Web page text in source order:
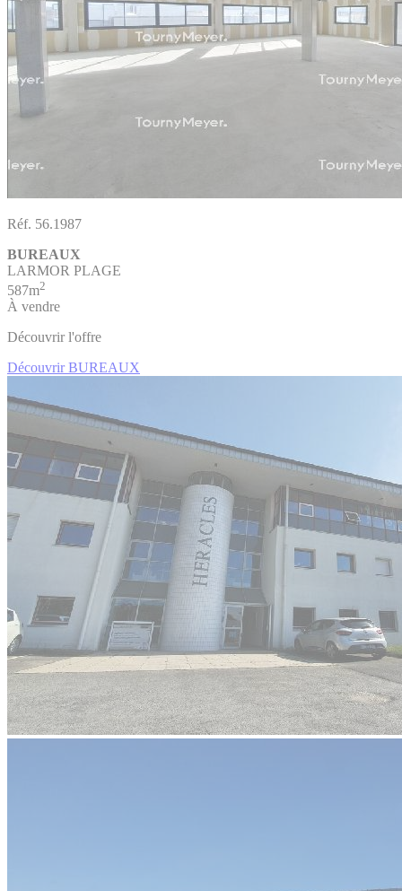
Réf. 56.1987
BUREAUX
LARMOR PLAGE
587m2
À vendre
Découvrir l'offre
Découvrir BUREAUX